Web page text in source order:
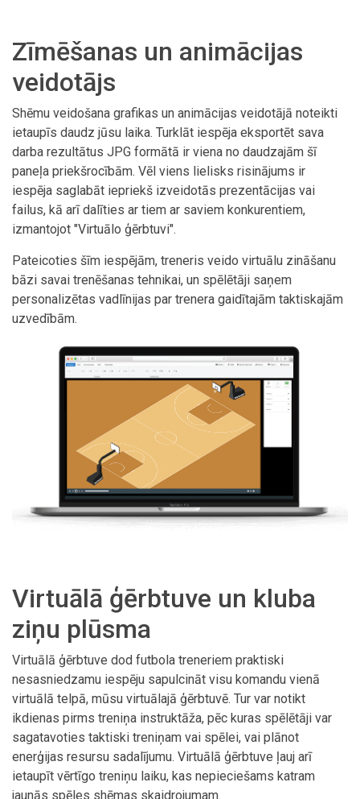
Zīmēšanas un animācijas
veidotājs
Shēmu veidošana grafikas un animācijas veidotājā noteikti
ietaupīs daudz jūsu laika. Turklāt iespēja eksportēt sava
darba rezultātus JPG formātā ir viena no daudzajām šī
paneļa priekšrocībām. Vēl viens lielisks risinājums ir
iespēja saglabāt iepriekš izveidotās prezentācijas vai
failus, kā arī dalīties ar tiem ar saviem konkurentiem,
izmantojot "Virtuālo ģērbtuvi".
Pateicoties šīm iespējām, treneris veido virtuālu zināšanu
bāzi savai trenēšanas tehnikai, un spēlētāji saņem
personalizētas vadlīnijas par trenera gaidītajām taktiskajām
uzvedībām.
Virtuālā ģērbtuve un kluba
ziņu plūsma
Virtuālā ģērbtuve dod futbola treneriem praktiski
nesasniedzamu iespēju sapulcināt visu komandu vienā
virtuālā telpā, mūsu virtuālajā ģērbtuvē. Tur var notikt
ikdienas pirms treniņa instruktāža, pēc kuras spēlētāji var
sagatavoties taktiski treniņam vai spēlei, vai plānot
enerģijas resursu sadalījumu. Virtuālā ģērbtuve ļauj arī
ietaupīt vērtīgo treniņu laiku, kas nepieciešams katram
jaunās spēles shēmas skaidrojumam.